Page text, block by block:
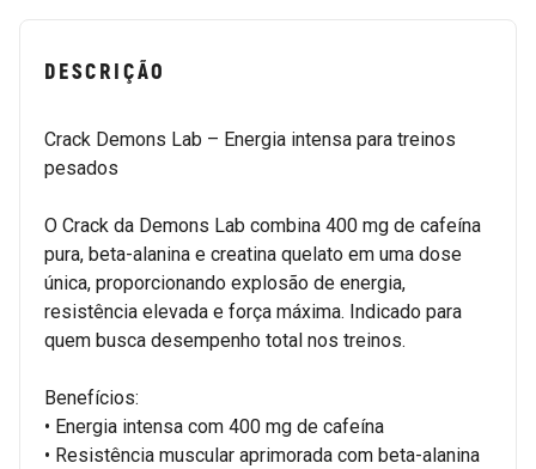
DESCRIÇÃO
Crack Demons Lab – Energia intensa para treinos
pesados
O Crack da Demons Lab combina 400 mg de cafeína
pura, beta-alanina e creatina quelato em uma dose
única, proporcionando explosão de energia,
resistência elevada e força máxima. Indicado para
quem busca desempenho total nos treinos.
Benefícios:
• Energia intensa com 400 mg de cafeína
• Resistência muscular aprimorada com beta-alanina